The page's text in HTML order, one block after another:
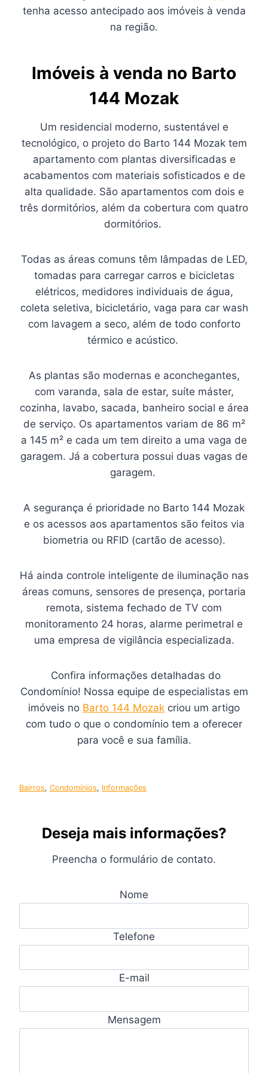
tenha acesso antecipado aos imóveis à venda
na região.
Imóveis à venda no Barto
144 Mozak
Um residencial moderno, sustentável e
tecnológico, o projeto do Barto 144 Mozak tem
apartamento com plantas diversificadas e
acabamentos com materiais sofisticados e de
alta qualidade. São apartamentos com dois e
três dormitórios, além da cobertura com quatro
dormitórios.
Todas as áreas comuns têm lâmpadas de LED,
tomadas para carregar carros e bicicletas
elétricos, medidores individuais de água,
coleta seletiva, bicicletário, vaga para car wash
com lavagem a seco, além de todo conforto
térmico e acústico.
As plantas são modernas e aconchegantes,
com varanda, sala de estar, suíte máster,
cozinha, lavabo, sacada, banheiro social e área
de serviço. Os apartamentos variam de 86 m²
a 145 m² e cada um tem direito a uma vaga de
garagem. Já a cobertura possui duas vagas de
garagem.
A segurança é prioridade no Barto 144 Mozak
e os acessos aos apartamentos são feitos via
biometria ou RFID (cartão de acesso).
Há ainda controle inteligente de iluminação nas
áreas comuns, sensores de presença, portaria
remota, sistema fechado de TV com
monitoramento 24 horas, alarme perimetral e
uma empresa de vigilância especializada.
Confira informações detalhadas do
Condomínio! Nossa equipe de especialistas em
imóveis no Barto 144 Mozak criou um artigo
com tudo o que o condomínio tem a oferecer
para você e sua família.
Bairros, Condomínios, Informações
Deseja mais informações?
Preencha o formulário de contato.
Nome
Telefone
E-mail
Mensagem